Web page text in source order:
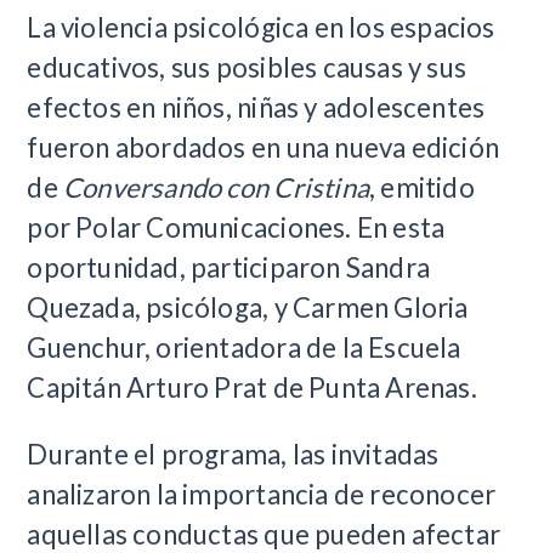
La violencia psicológica en los espacios
educativos, sus posibles causas y sus
efectos en niños, niñas y adolescentes
fueron abordados en una nueva edición
de Conversando con Cristina, emitido
por Polar Comunicaciones. En esta
oportunidad, participaron Sandra
Quezada, psicóloga, y Carmen Gloria
Guenchur, orientadora de la Escuela
Capitán Arturo Prat de Punta Arenas.
Durante el programa, las invitadas
analizaron la importancia de reconocer
aquellas conductas que pueden afectar